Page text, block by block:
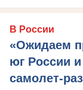
В России
«Ожидаем
юг России
самолет-